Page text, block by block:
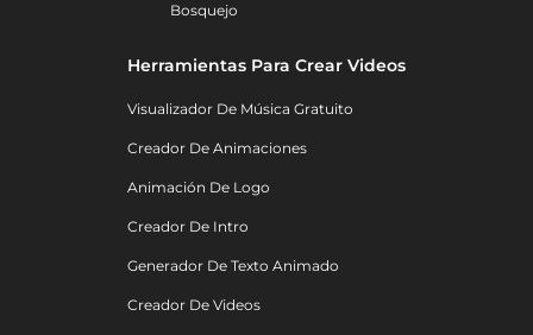
Bosquejo
Herramientas Para Crear Videos
Visualizador De Música Gratuito
Creador De Animaciones
Animación De Logo
Creador De Intro
Generador De Texto Animado
Creador De Videos